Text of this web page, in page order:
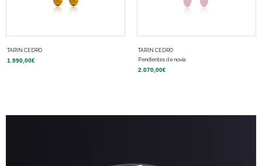
TARIN CEDRO
1.990,00€
TARIN CEDRO
Pendientes de novia
2.070,00€